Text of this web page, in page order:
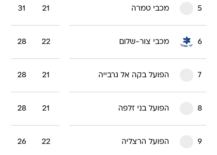
5 מכבי טמרה 21
31
6 מכבי צור-שלום 22
28
7 הפועל בקה אל גרבייה 21
28
8 הפועל בני זלפה 21
28
9 הפועל הרצליה 22
26